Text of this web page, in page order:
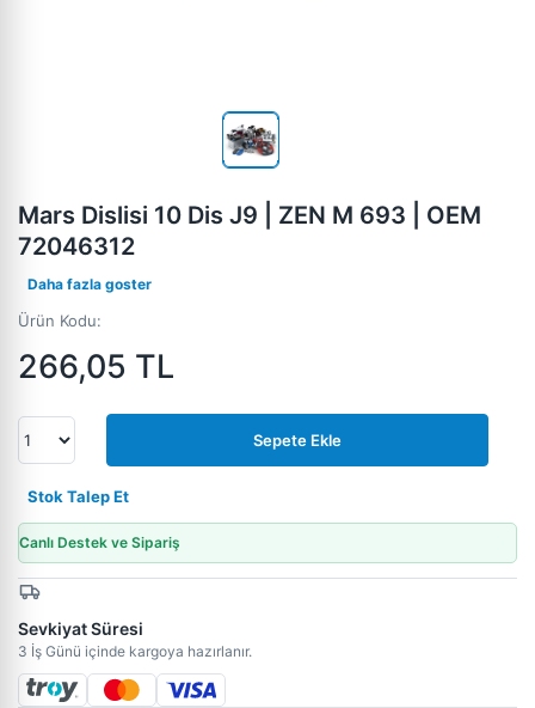
Mars Dislisi 10 Dis J9 | ZEN M 693 | OEM
72046312
Daha fazla goster
Ürün Kodu:
266,05 TL
Sepete Ekle
Stok Talep Et
Canlı Destek ve Sipariş
Sevkiyat Süresi
3 İş Günü içinde kargoya hazırlanır.